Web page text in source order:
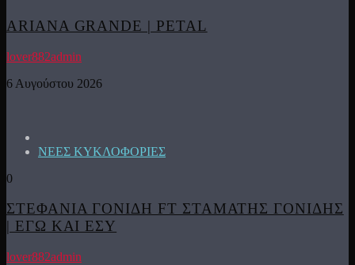
ARIANA GRANDE | PETAL
lover882admin
6 Αυγούστου 2026
ΝΕΕΣ ΚΥΚΛΟΦΟΡΙΕΣ
0
ΣΤΕΦΑΝΙΑ ΓΟΝΙΔΗ FT ΣΤΑΜΑΤΗΣ ΓΟΝΙΔΗΣ
| ΕΓΩ ΚΑΙ ΕΣΥ
lover882admin